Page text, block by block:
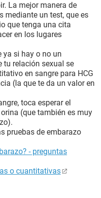
La mejor manera de
mediante un test, que es
que tenga una cita
en los lugares
ya si hay o no un
tu relación sexual se
en sangre para HCG
(la que te da un valor en
toca esperar el
(que también es muy
pruebas de embarazo
- preguntas
o cuantitativas